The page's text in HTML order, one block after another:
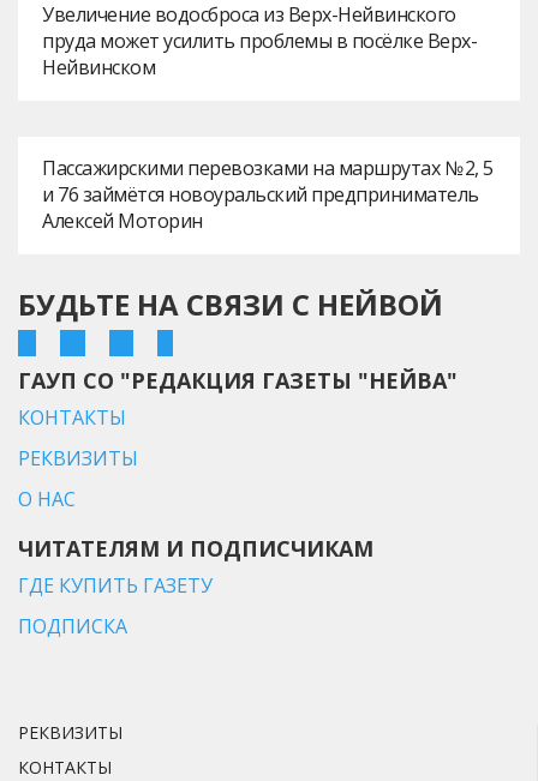
Увеличение водосброса из Верх-Нейвинского
пруда может усилить проблемы в посёлке Верх-
Нейвинском
Пассажирскими перевозками на маршрутах № 2, 5
и 76 займётся новоуральский предприниматель
Алексей Моторин
БУДЬТЕ НА СВЯЗИ С НЕЙВОЙ
ГАУП СО "РЕДАКЦИЯ ГАЗЕТЫ "НЕЙВА"
КОНТАКТЫ
РЕКВИЗИТЫ
О НАС
ЧИТАТЕЛЯМ И ПОДПИСЧИКАМ
ГДЕ КУПИТЬ ГАЗЕТУ
ПОДПИСКА
РЕКВИЗИТЫ
КОНТАКТЫ